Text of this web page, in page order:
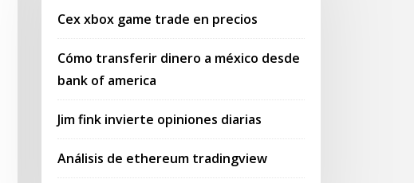
Cex xbox game trade en precios
Cómo transferir dinero a méxico desde
bank of america
Jim fink invierte opiniones diarias
Análisis de ethereum tradingview